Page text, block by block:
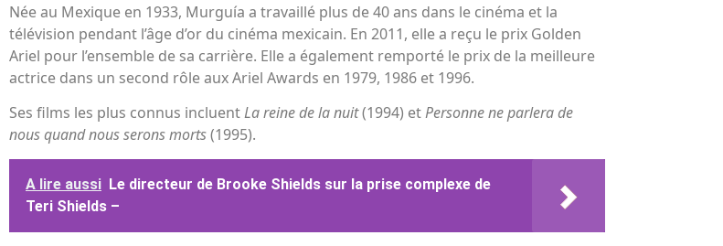
Née au Mexique en 1933, Murguía a travaillé plus de 40 ans dans le cinéma et la
télévision pendant l’âge d’or du cinéma mexicain. En 2011, elle a reçu le prix Golden
Ariel pour l’ensemble de sa carrière. Elle a également remporté le prix de la meilleure
actrice dans un second rôle aux Ariel Awards en 1979, 1986 et 1996.
Ses films les plus connus incluentLa reine de la nuit(1994) etPersonne ne parlera de
nous quand nous serons morts(1995).
A lire aussi Le directeur de Brooke Shields sur la prise complexe de
Teri Shields –